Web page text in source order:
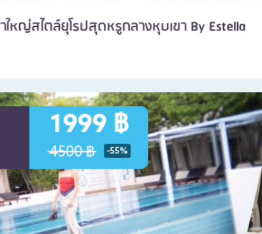
หญ่สไตล์ยุโรปสุดหรูกลางหุบเขา By Estella
1999 ฿
4500 ฿ -55%